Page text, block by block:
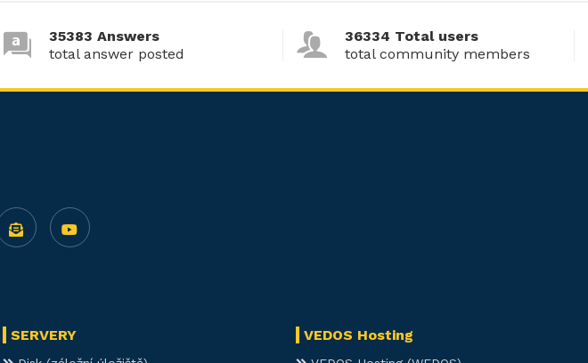
35383 Answers
total answer posted
36334 Total users
total community members
SERVERY VEDOS Hosting